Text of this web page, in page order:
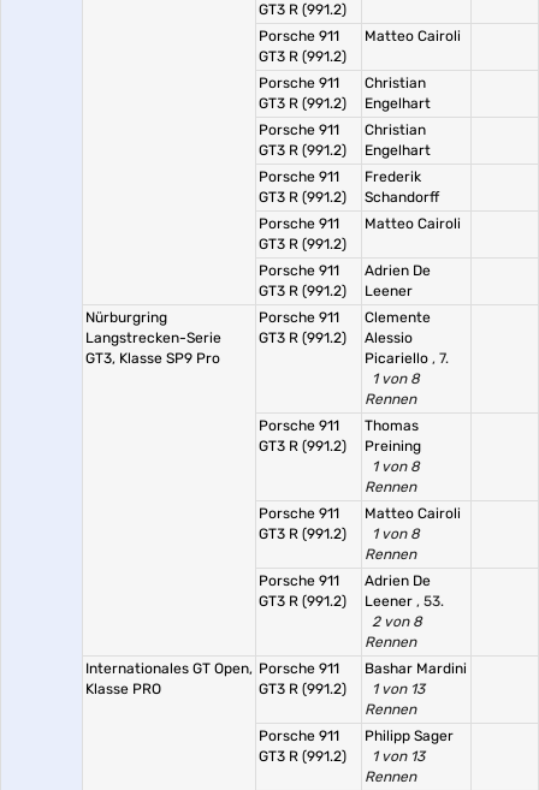
GT3 R (991.2)
Porsche 911
GT3 R (991.2)
Matteo Cairoli
Porsche 911
GT3 R (991.2)
Christian
Engelhart
Porsche 911
GT3 R (991.2)
Christian
Engelhart
Porsche 911
GT3 R (991.2)
Frederik
Schandorff
Porsche 911
GT3 R (991.2)
Matteo Cairoli
Porsche 911
GT3 R (991.2)
Adrien De
Leener
Nürburgring
Langstrecken-Serie
GT3, Klasse SP9 Pro
Porsche 911
GT3 R (991.2)
Clemente
Alessio
Picariello , 7.
1 von 8
Rennen
Porsche 911
GT3 R (991.2)
Thomas
Preining
1 von 8
Rennen
Porsche 911
GT3 R (991.2)
Matteo Cairoli
1 von 8
Rennen
Porsche 911
GT3 R (991.2)
Adrien De
Leener , 53.
2 von 8
Rennen
Internationales GT Open,
Klasse PRO
Porsche 911
GT3 R (991.2)
Bashar Mardini
1 von 13
Rennen
Porsche 911
GT3 R (991.2)
Philipp Sager
1 von 13
Rennen